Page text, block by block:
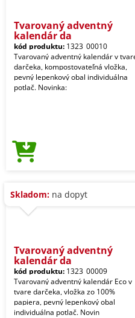
Tvarovaný adventný
kalendár da
kód produktu: 1323_00010
Tvarovaný adventný kalendár v
darčeka, kompostovateľná vložka,
pevný lepenkový obal individuálna
potlač. Novinka:
Skladom: na dopyt
Tvarovaný adventný
kalendár da
kód produktu: 1323_00009
Tvarovaný adventný kalendár Eco v
tvare darčeka, vložka zo 100%
papiera, pevný lepenkový obal
individuálna potlač. Novin